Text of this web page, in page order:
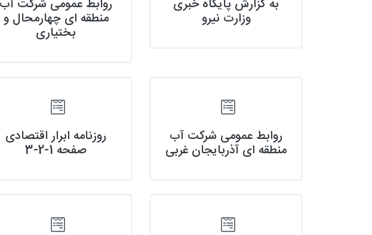
به گزارش پایگاه خبری
وزارت نیرو
روابط عمومی شرکت آب
منطقه ای چهارمحال و
بختیاری
روابط عمومی شرکت آب
منطقه ای آذربایجان غربی
روزنامه ابرار اقتصادی
صفحه 1-2-3